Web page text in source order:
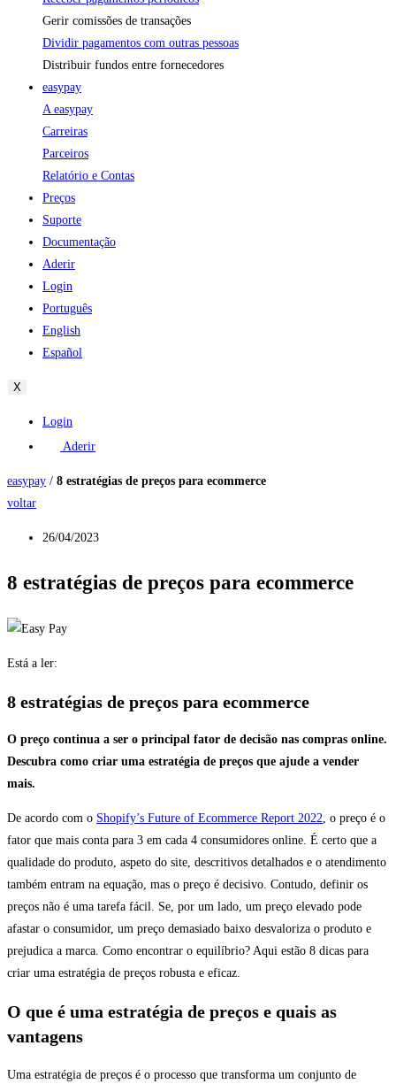
Gerir comissões de transações
Dividir pagamentos com outras pessoas
Distribuir fundos entre fornecedores
easypay
A easypay
Carreiras
Parceiros
Relatório e Contas
Preços
Suporte
Documentação
Aderir
Login
Português
English
Español
X
Login
Aderir
easypay / 8 estratégias de preços para ecommerce
voltar
26/04/2023
8 estratégias de preços para ecommerce
Está a ler:
8 estratégias de preços para ecommerce
O preço continua a ser o principal fator de decisão nas compras online.
Descubra como criar uma estratégia de preços que ajude a vender
mais.
De acordo com o Shopify’s Future of Ecommerce Report 2022, o preço é o
fator que mais conta para 3 em cada 4 consumidores online. É certo que a
qualidade do produto, aspeto do site, descritivos detalhados e o atendimento
também entram na equação, mas o preço é decisivo. Contudo, definir os
preços não é uma tarefa fácil. Se, por um lado, um preço elevado pode
afastar o consumidor, um preço demasiado baixo desvaloriza o produto e
prejudica a marca. Como encontrar o equilíbrio? Aqui estão 8 dicas para
criar uma estratégia de preços robusta e eficaz.
O que é uma estratégia de preços e quais as
vantagens
Uma estratégia de preços é o processo que transforma um conjunto de